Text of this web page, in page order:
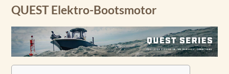
QUEST Elektro-Bootsmotor